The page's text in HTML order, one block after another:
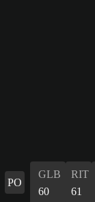
PO
GLB
60
RIT
61